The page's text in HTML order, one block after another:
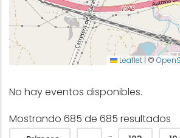
Leaflet | ©
No hay eventos disponibles.
Mostrando 685 de 685 resultados
Paginación
…